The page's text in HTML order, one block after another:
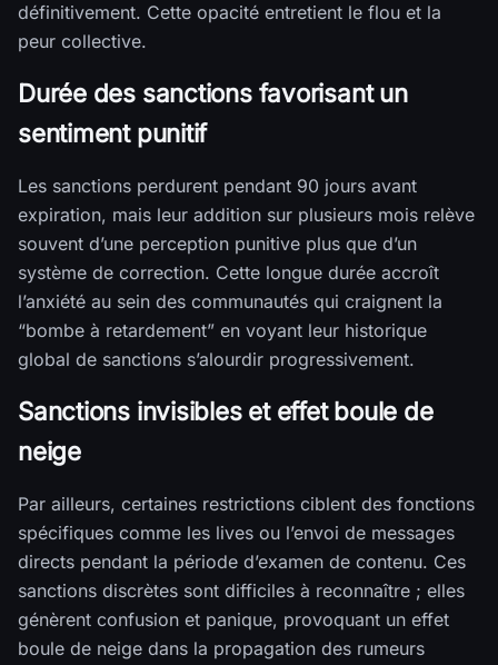
définitivement. Cette opacité entretient le flou et la
peur collective.
Durée des sanctions favorisant un
sentiment punitif
Les sanctions perdurent pendant 90 jours avant
expiration, mais leur addition sur plusieurs mois relève
souvent d’une perception punitive plus que d’un
système de correction. Cette longue durée accroît
l’anxiété au sein des communautés qui craignent la
“bombe à retardement” en voyant leur historique
global de sanctions s’alourdir progressivement.
Sanctions invisibles et effet boule de
neige
Par ailleurs, certaines restrictions ciblent des fonctions
spécifiques comme les lives ou l’envoi de messages
directs pendant la période d’examen de contenu. Ces
sanctions discrètes sont difficiles à reconnaître ; elles
génèrent confusion et panique, provoquant un effet
boule de neige dans la propagation des rumeurs